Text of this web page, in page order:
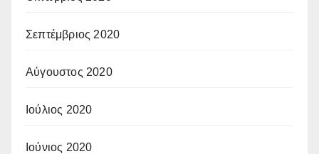
Σεπτέμβριος 2020
Αύγουστος 2020
Ιούλιος 2020
Ιούνιος 2020